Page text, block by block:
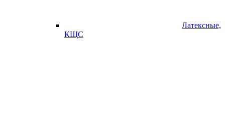
Латексные,
КЩС